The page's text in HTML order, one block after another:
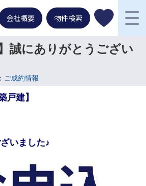
会社概要 物件検索
誠にありがとうござい
ご成約情報
建】
いました♪